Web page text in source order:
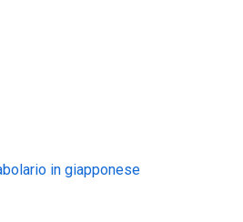
in giapponese